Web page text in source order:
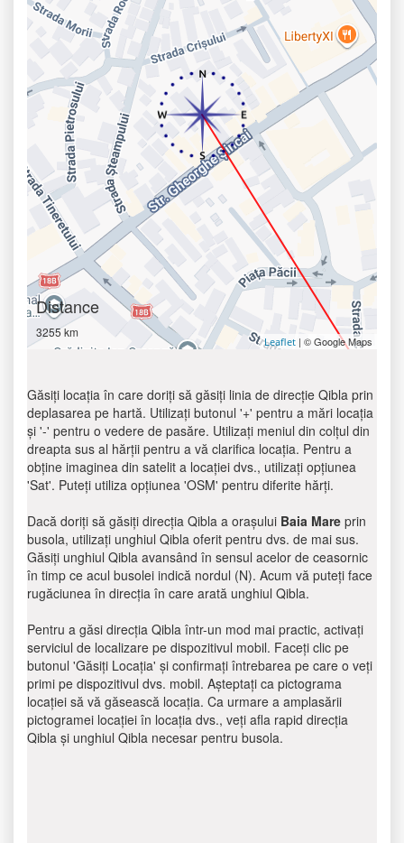
Distance
3255 km
Leaflet | © Google Maps
Găsiți locația în care doriți să găsiți linia de direcție Qibla prin
deplasarea pe hartă. Utilizați butonul '+' pentru a mări locația
și '-' pentru o vedere de pasăre. Utilizați meniul din colțul din
dreapta sus al hărții pentru a vă clarifica locația. Pentru a
obține imaginea din satelit a locației dvs., utilizați opțiunea
'Sat'. Puteți utiliza opțiunea 'OSM' pentru diferite hărți.
Dacă doriți să găsiți direcția Qibla a orașului Baia Mare prin
busola, utilizați unghiul Qibla oferit pentru dvs. de mai sus.
Găsiți unghiul Qibla avansând în sensul acelor de ceasornic
în timp ce acul busolei indică nordul (N). Acum vă puteți face
rugăciunea în direcția în care arată unghiul Qibla.
Pentru a găsi direcția Qibla într-un mod mai practic, activați
serviciul de localizare pe dispozitivul mobil. Faceți clic pe
butonul 'Găsiți Locația' și confirmați întrebarea pe care o veți
primi pe dispozitivul dvs. mobil. Așteptați ca pictograma
locației să vă găsească locația. Ca urmare a amplasării
pictogramei locației în locația dvs., veți afla rapid direcția
Qibla și unghiul Qibla necesar pentru busola.